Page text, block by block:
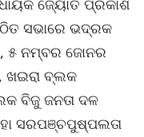
ଜ୍ୟୋତି ପ୍ରକାଶ
ସଭାରେ ଭଦ୍ରକ
୫ ନମ୍ବର ଜୋନର
ଖଇରା ବ୍ଲକ
ବିଜୁ ଜନତା ଦଳ
ସରପଞ୍ଚପୁଷ୍ପଲତା